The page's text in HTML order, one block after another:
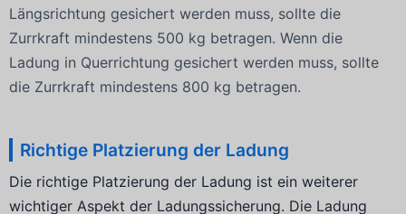
Längsrichtung gesichert werden muss, sollte die
Zurrkraft mindestens 500 kg betragen. Wenn die
Ladung in Querrichtung gesichert werden muss, sollte
die Zurrkraft mindestens 800 kg betragen.
Richtige Platzierung der Ladung
Die richtige Platzierung der Ladung ist ein weiterer
wichtiger Aspekt der Ladungssicherung. Die Ladung